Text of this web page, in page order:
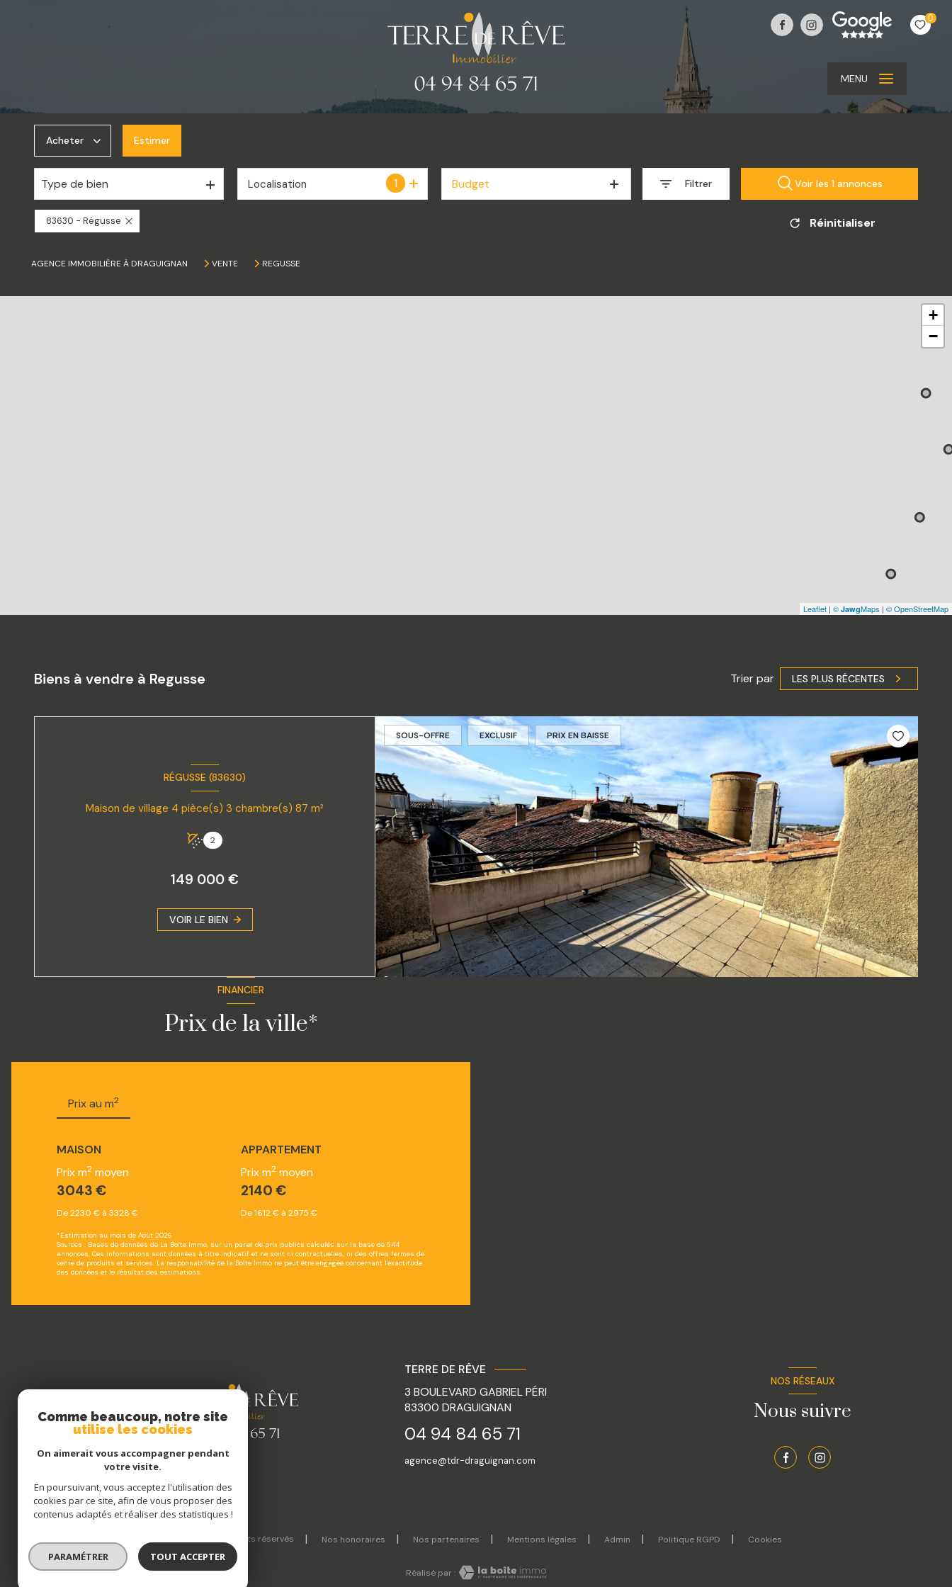
0
MENU
Acheter
De l'ancien
De l'immo pro
Estimer
Type de bien 1
Localisation Budget Filtrer Voir les 1annonces
83630 - Régusse Réinitialiser
AGENCE IMMOBILIÈRE À DRAGUIGNAN VENTE REGUSSE
+
−
Leaflet | © JawgMaps | © OpenStreetMap
Biens à vendre à Regusse Trier par LES PLUS RÉCENTES
SOUS-OFFRE EXCLUSIF PRIX EN BAISSE
RÉGUSSE (83630)
Maison de village 4 pièce(s) 3 chambre(s) 87 m²
2
149 000 €
VOIR LE BIEN
FINANCIER
Prix de la ville*
Prix au m2
MAISON
Prix m2 moyen
3043 €
De 2230 € à 3328 €
APPARTEMENT
Prix m2 moyen
2140 €
De 1612 € à 2975 €
*Estimation au mois de Août 2026
Sources : Bases de données de La Boîte Immo, sur un panel de prix publics calculés sur la base de 544
annonces. Ces informations sont données à titre indicatif et ne sont ni contractuelles, ni des offres fermes de
vente de produits et services. La responsabilité de la Boîte Immo ne peut être engagée concernant l'exactitude
des données et le résultat des estimations.
TERRE DE RÊVE
3 BOULEVARD GABRIEL PÉRI
83300DRAGUIGNAN
04 94 84 65 71
agence@tdr-draguignan.com
NOS RÉSEAUX
Nous suivre
© 2026 | Tous droits réservés Nos honoraires Nos partenaires Mentions légales Admin Politique RGPD Cookies
Réalisé par :
Comme beaucoup, notre site
utilise les cookies
On aimerait vous accompagner pendant
votre visite.
En poursuivant, vous acceptez l'utilisation des
cookies par ce site, afin de vous proposer des
contenus adaptés et réaliser des statistiques !
PARAMÉTRER TOUT ACCEPTER